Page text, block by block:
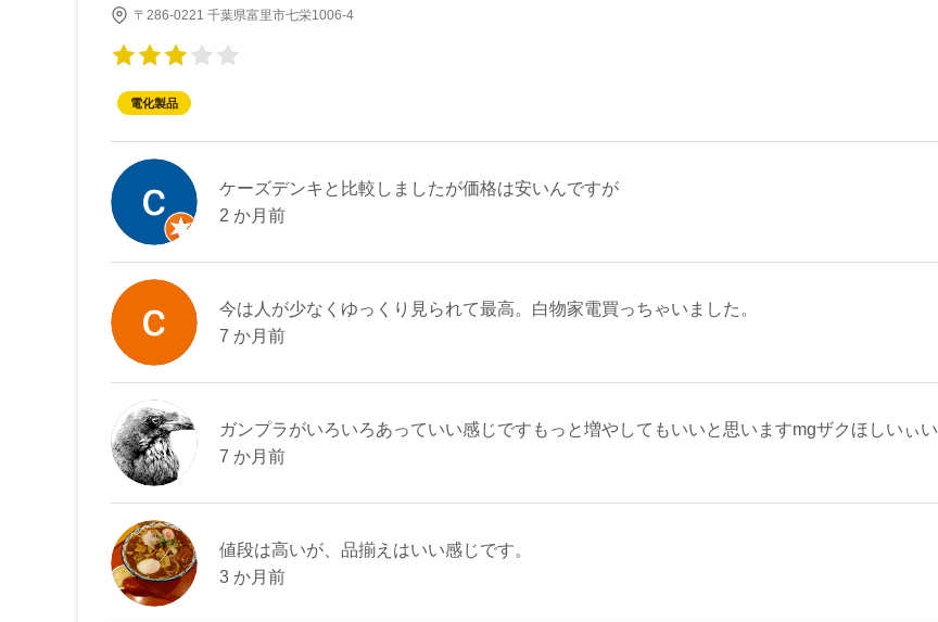
〒286-0221 千葉県富里市七栄1006-4
電化製品
ケーズデンキと比較しましたが価格は安いんですが
2 か月前
今は人が少なくゆっくり見られて最高。白物家電買っちゃいました。
7 か月前
ガンプラがいろいろあっていい感じですもっと増やしてもいいと思いますmgザクほしいぃい
7 か月前
値段は高いが、品揃えはいい感じです。
3 か月前